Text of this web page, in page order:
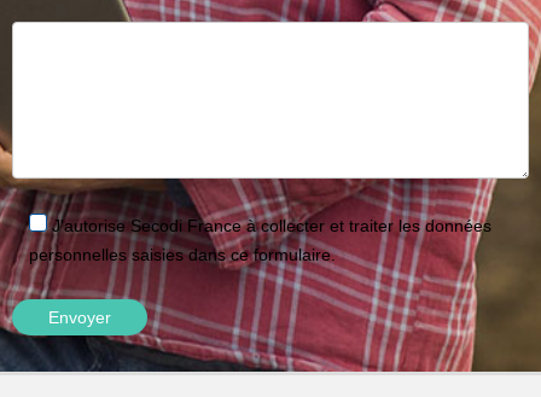
J'autorise Secodi France à collecter et traiter les données
personnelles saisies dans ce formulaire.